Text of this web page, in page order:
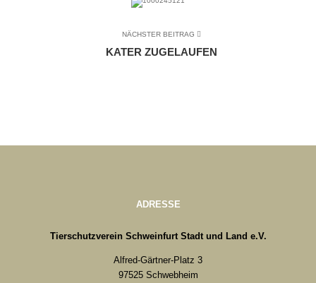
NÄCHSTER BEITRAG
KATER ZUGELAUFEN
ADRESSE
Tierschutzverein Schweinfurt Stadt und Land e.V.
Alfred-Gärtner-Platz 3
97525 Schwebheim